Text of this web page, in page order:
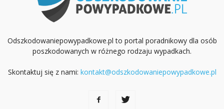
Odszkodowaniepowypadkowe.pl to portal poradnikowy dla osób
poszkodowanych w różnego rodzaju wypadkach.
Skontaktuj się z nami: kontakt@odszkodowaniepowypadkowe.pl